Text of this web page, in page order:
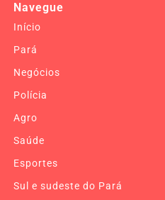
Navegue
Início
Pará
Negócios
Polícia
Agro
Saúde
Esportes
Sul e sudeste do Pará